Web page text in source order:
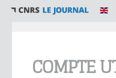
COMPTE